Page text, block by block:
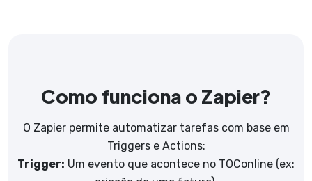
Como funciona o Zapier?
O Zapier permite automatizar tarefas com base em
Triggers e Actions:
Trigger: Um evento que acontece no TOConline (ex: